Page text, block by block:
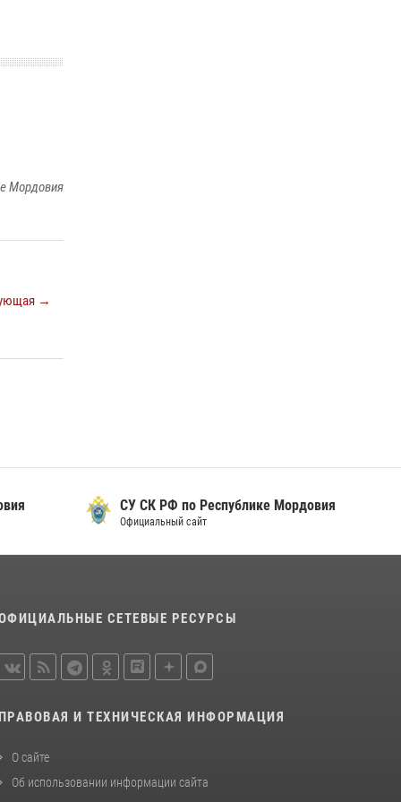
Мордовия
→
СУ СК РФ по Республике Мордовия
Официальный сайт
СЕТЕВЫЕ РЕСУРСЫ
ПРАВОВАЯ И ТЕХНИЧЕСКАЯ ИНФОРМАЦИЯ
О сайте
Об использовании информации сайта